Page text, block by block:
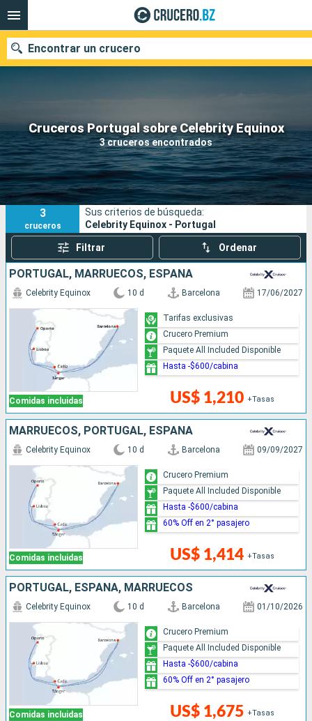
Cruceros Portugal sobre Celebrity Equinox
3 cruceros encontrados
Encontrar un crucero
Nuestros destinos
Fecha de salida
Puertos Compañías
Buscar
3
cruceros
Sus criterios de búsqueda:
Celebrity Equinox - Portugal
Filtrar Ordenar
PORTUGAL, MARRUECOS, ESPAÑA
Comidas incluidas
Celebrity Equinox 10 d Barcelona 17/06/2027
US$ 1,210 +Tasas
Tarifas exclusivas
Crucero Premium
Paquete All Included Disponible
Hasta -$600/cabina
MARRUECOS, PORTUGAL, ESPAÑA
Comidas incluidas
Celebrity Equinox 10 d Barcelona 09/09/2027
US$ 1,414 +Tasas
Crucero Premium
Paquete All Included Disponible
Hasta -$600/cabina
60% Off en 2° pasajero
PORTUGAL, ESPAÑA, MARRUECOS
Comidas incluidas
Celebrity Equinox 10 d Barcelona 01/10/2026
US$ 1,675 +Tasas
Crucero Premium
Paquete All Included Disponible
Hasta -$600/cabina
60% Off en 2° pasajero